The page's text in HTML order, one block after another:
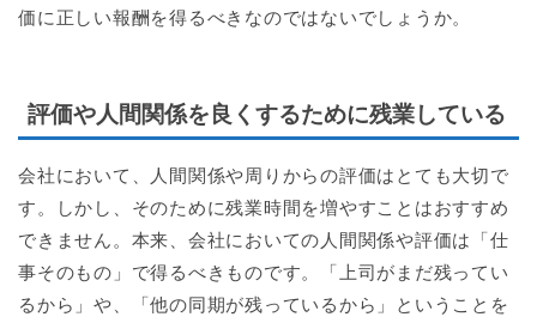
価に正しい報酬を得るべきなのではないでしょうか。
評価や人間関係を良くするために残業している
会社において、人間関係や周りからの評価はとても大切で
す。しかし、そのために残業時間を増やすことはおすすめ
できません。本来、会社においての人間関係や評価は「仕
事そのもの」で得るべきものです。「上司がまだ残ってい
るから」や、「他の同期が残っているから」ということを